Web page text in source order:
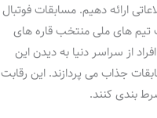
قصد داریم برای شما در مورد شرط بندی جام جهانی 2026 اطلاعاتی ارائه دهیم. مسابقات فوتبال
تیم های ملی منتخب قاره های
از سراسر دنیا به دیدن این
جذاب می پردازند. این رقابت
بندی کنند.